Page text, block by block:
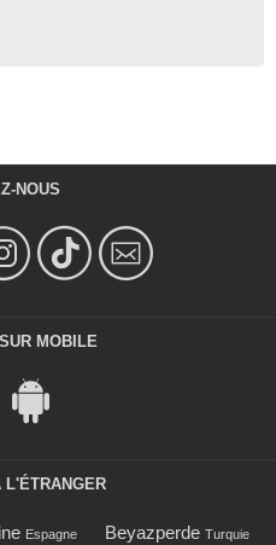
NOUS
MOBILE
L'ÉTRANGER
Espagne Beyazperde Turquie